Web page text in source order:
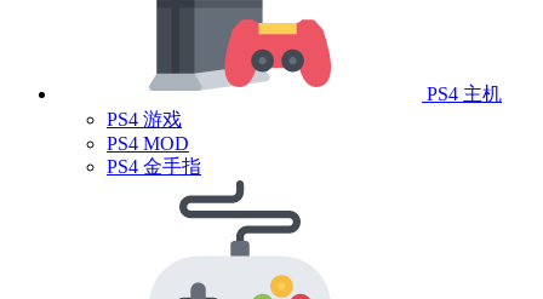
PS4 主机
PS4 游戏
PS4 MOD
PS4 金手指